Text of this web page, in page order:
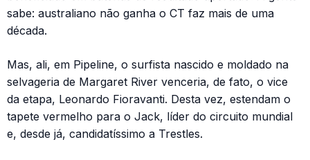
sabe: australiano não ganha o CT faz mais de uma
década.
Mas, ali, em Pipeline, o surfista nascido e moldado na
selvageria de Margaret River venceria, de fato, o vice
da etapa, Leonardo Fioravanti. Desta vez, estendam o
tapete vermelho para o Jack, líder do circuito mundial
e, desde já, candidatíssimo a Trestles.